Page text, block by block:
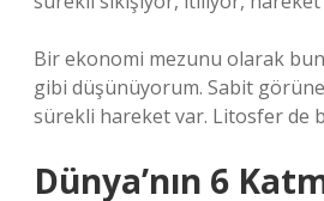
Bir ekonomi mezunu olarak
gibi düşünüyorum. Sabit
sürekli hareket var. Litosfer de
Dünya’nın 6